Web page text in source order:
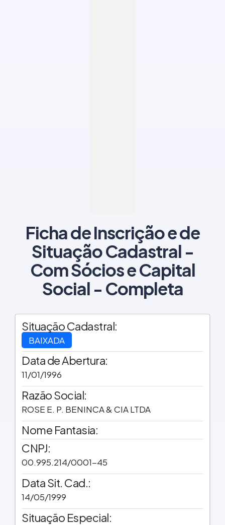
Ficha de Inscrição e de
Situação Cadastral -
Com Sócios e Capital
Social - Completa
Situação Cadastral:
BAIXADA
Data de Abertura:
11/01/1996
Razão Social:
ROSE E. P. BENINCA & CIA LTDA
Nome Fantasia:
CNPJ:
00.995.214/0001-45
Data Sit. Cad.:
14/05/1999
Situação Especial: